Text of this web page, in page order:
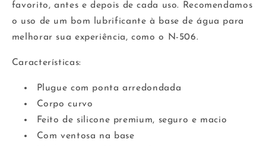
favorito, antes e depois de cada uso. Recomendamos
o uso de um bom lubrificante à base de água para
melhorar sua experiência, como o N-506.
Características:
Plugue com ponta arredondada
Corpo curvo
Feito de silicone premium, seguro e macio
Com ventosa na base